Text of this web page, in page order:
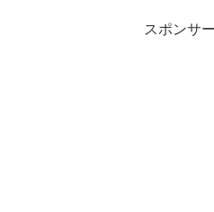
スポンサ